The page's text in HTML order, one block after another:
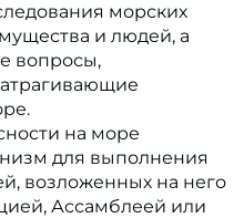
морских
и людей, а
вопросы,
на море
для выполнения
возложенных на него
Ассамблеей или